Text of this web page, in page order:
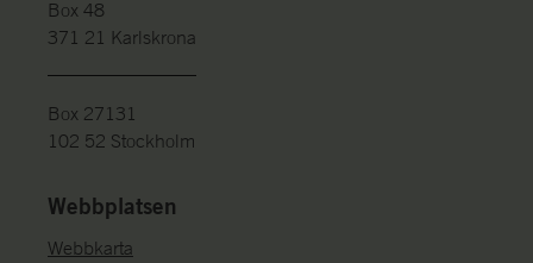
Box 48
371 21 Karlskrona
Box 27131
102 52 Stockholm
Webbplatsen
Webbkarta